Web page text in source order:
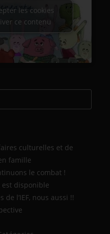
les cookies
ce contenu
culturelles et de
famille
le combat !
est disponible
l’IEF, nous aussi !!